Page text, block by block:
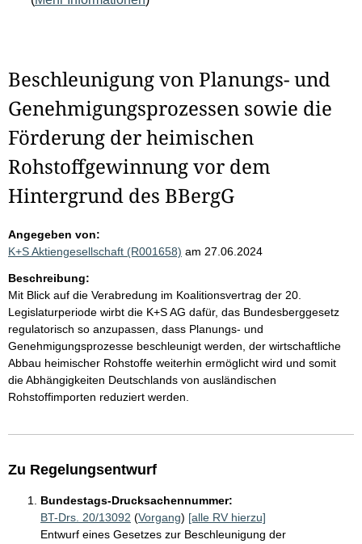
Beschleunigung von Planungs- und
Genehmigungsprozessen sowie die
Förderung der heimischen
Rohstoffgewinnung vor dem
Hintergrund des BBergG
Angegeben von:
K+S Aktiengesellschaft (R001658) am 27.06.2024
Beschreibung:
Mit Blick auf die Verabredung im Koalitionsvertrag der 20.
Legislaturperiode wirbt die K+S AG dafür, das Bundesberggesetz
regulatorisch so anzupassen, dass Planungs- und
Genehmigungsprozesse beschleunigt werden, der wirtschaftliche
Abbau heimischer Rohstoffe weiterhin ermöglicht wird und somit
die Abhängigkeiten Deutschlands von ausländischen
Rohstoffimporten reduziert werden.
Zu Regelungsentwurf
Bundestags-Drucksachennummer:
BT-Drs. 20/13092 (Vorgang) [alle RV hierzu]
Entwurf eines Gesetzes zur Beschleunigung der